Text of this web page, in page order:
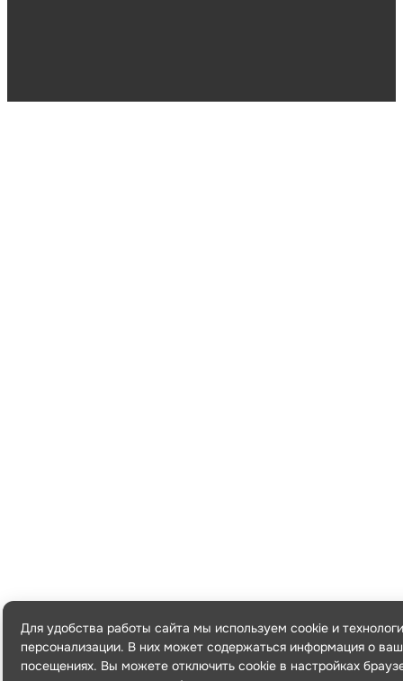
Для удобства работы сайта мы используем cookie и
персонализации. В них может содержаться информация о
посещениях. Вы можете отключить cookie в настройках